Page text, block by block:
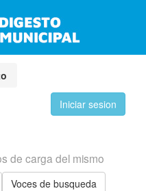
Iniciar sesion
de carga del mismo
Voces de busqueda